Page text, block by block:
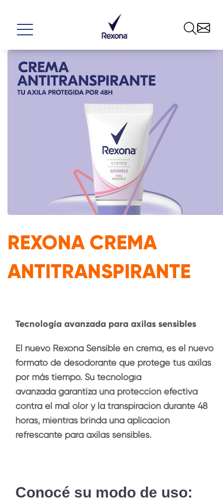
REXONA CREMA
ANTITRANSPIRANTE
Tecnología avanzada para axilas sensibles
El nuevo Rexona Sensible en crema, es el nuevo
formato de desodorante que protege tus axilas
por más tiempo. Su tecnología
avanzada garantiza una protección efectiva
contra el mal olor y la transpiración durante 48
horas, mientras brinda una aplicación
refrescante para axilas sensibles.​
Conocé su modo de uso: